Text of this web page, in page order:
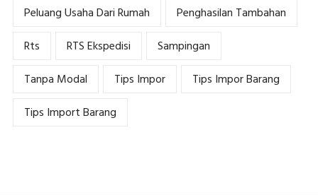
Peluang Usaha Dari Rumah
Penghasilan Tambahan
Rts
RTS Ekspedisi
Sampingan
Tanpa Modal
Tips Impor
Tips Impor Barang
Tips Import Barang